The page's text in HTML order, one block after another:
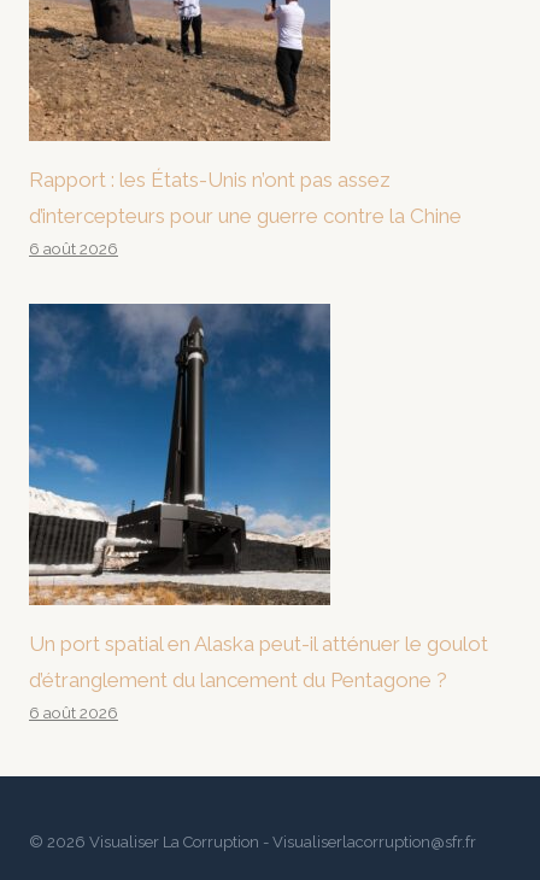
Rapport : les États-Unis n’ont pas assez
d’intercepteurs pour une guerre contre la Chine
6 août 2026
Un port spatial en Alaska peut-il atténuer le goulot
d’étranglement du lancement du Pentagone ?
6 août 2026
© 2026 Visualiser La Corruption - Visualiserlacorruption@sfr.fr